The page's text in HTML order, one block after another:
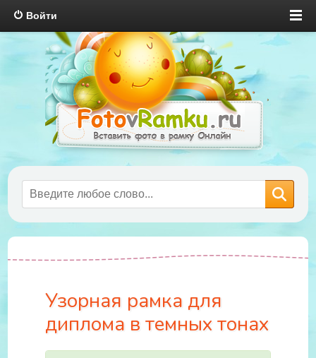
Войти
Узорная рамка для
диплома в темных тонах